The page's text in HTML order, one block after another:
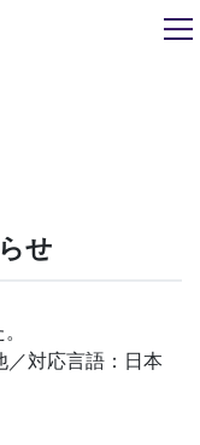
せ
／対応言語：日本